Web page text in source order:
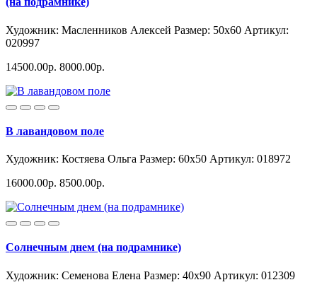
Художник: Масленников Алексей Размер: 50x60 Артикул:
020997
14500.00р. 8000.00р.
В лавандовом поле
Художник: Костяева Ольга Размер: 60x50 Артикул: 018972
16000.00р. 8500.00р.
Солнечным днем (на подрамнике)
Художник: Семенова Елена Размер: 40x90 Артикул: 012309